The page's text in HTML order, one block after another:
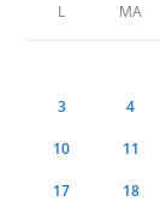
L MA
3 4
10 11
17 18